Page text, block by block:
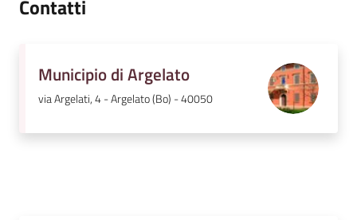
Contatti
Municipio di Argelato
via Argelati, 4 - Argelato (Bo) - 40050